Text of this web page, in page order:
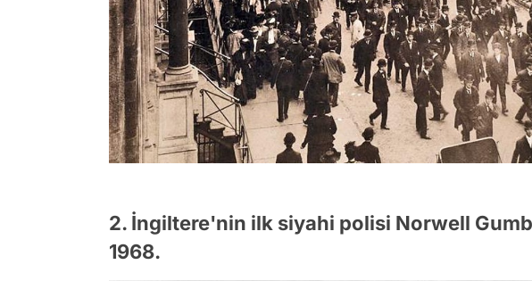
2. İngiltere'nin ilk siyahi polisi Norwell
1968.